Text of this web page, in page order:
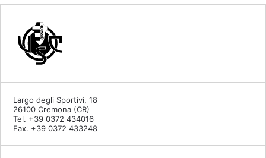
Largo degli Sportivi, 18
26100 Cremona (CR)
Tel. +39 0372 434016
Fax. +39 0372 433248